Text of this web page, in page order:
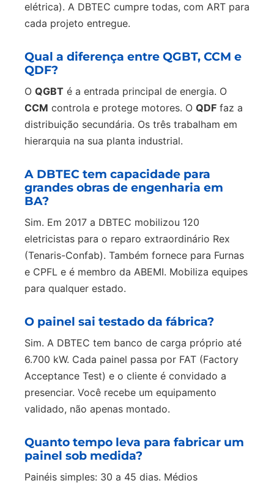
elétrica). A DBTEC cumpre todas, com ART para
cada projeto entregue.
Qual a diferença entre QGBT, CCM e
QDF?
O QGBT é a entrada principal de energia. O
CCM controla e protege motores. O QDF faz a
distribuição secundária. Os três trabalham em
hierarquia na sua planta industrial.
A DBTEC tem capacidade para
grandes obras de engenharia em
BA?
Sim. Em 2017 a DBTEC mobilizou 120
eletricistas para o reparo extraordinário Rex
(Tenaris-Confab). Também fornece para Furnas
e CPFL e é membro da ABEMI. Mobiliza equipes
para qualquer estado.
O painel sai testado da fábrica?
Sim. A DBTEC tem banco de carga próprio até
6.700 kW. Cada painel passa por FAT (Factory
Acceptance Test) e o cliente é convidado a
presenciar. Você recebe um equipamento
validado, não apenas montado.
Quanto tempo leva para fabricar um
painel sob medida?
Painéis simples: 30 a 45 dias. Médios